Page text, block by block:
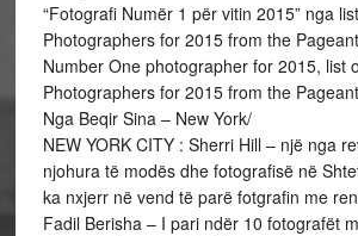
“Fotografi Numër 1 për vitin 2015” nga
Photographers for 2015 from the
Number One photographer for 2015, list
Photographers for 2015 from the
Nga Beqir Sina – New York/
NEW YORK CITY : Sherri Hill – një nga
njohura të modës dhe fotografisë në
ka nxjerr në vend të parë fotgrafin me
Fadil Berisha – I pari ndër 10 fotografët